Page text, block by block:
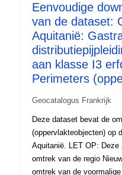
Soort:
Eenvoudige
van de dataset:
Aquitanië:
aan klasse I3
Perimeters
Geocatalogus Frankrijk
Deze dataset bevat de
(oppervlakteobjecten) op
Aquitanië. LET OP: Deze JDD is niet uitputtend op de
omtrek van de regio
omtrek van de voormalige regio